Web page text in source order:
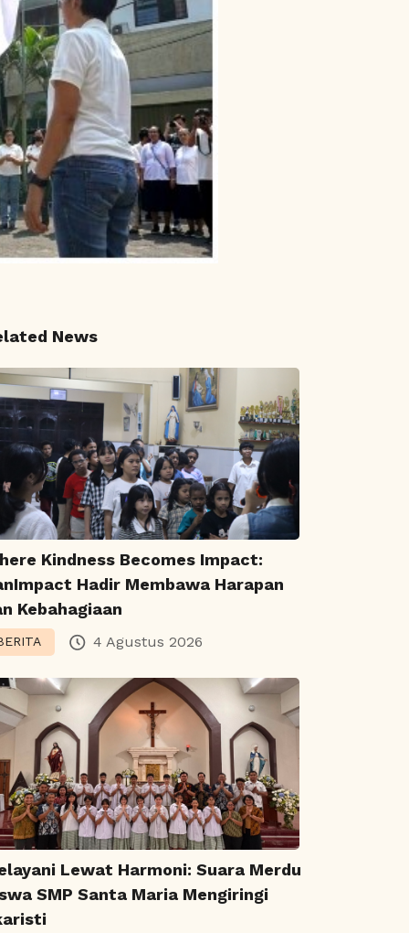
News
Kindness Becomes Impact:
Hadir Membawa Harapan
Kebahagiaan
4 Agustus 2026
Lewat Harmoni: Suara Merdu
SMP Santa Maria Mengiringi